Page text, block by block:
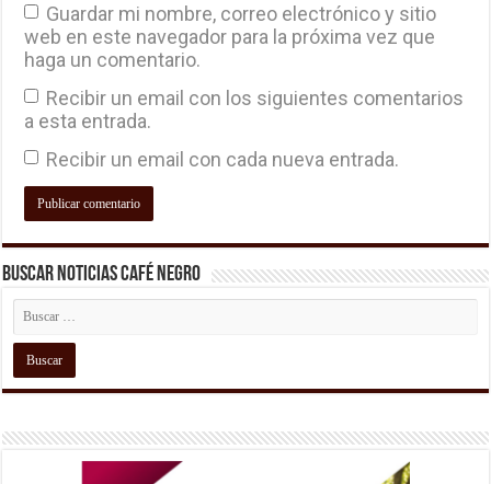
Guardar mi nombre, correo electrónico y sitio
web en este navegador para la próxima vez que
haga un comentario.
Recibir un email con los siguientes comentarios
a esta entrada.
Recibir un email con cada nueva entrada.
Buscar Noticias Café Negro